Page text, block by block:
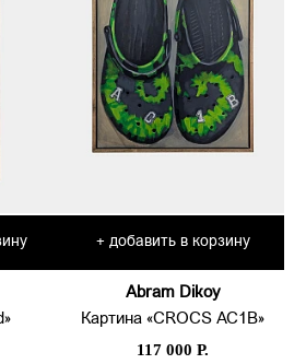
+ добавить в корзину
Abram Dikoy
Картина «CROCS AC1B»
117 000 Р.